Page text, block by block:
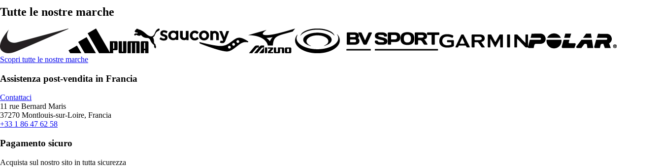
Tutte le nostre marche
Scopri tutte le nostre marche
Assistenza post-vendita in Francia
Contattaci
11 rue Bernard Maris
37270 Montlouis-sur-Loire, Francia
+33 1 86 47 62 58
Pagamento sicuro
Acquista sul nostro sito in tutta sicurezza